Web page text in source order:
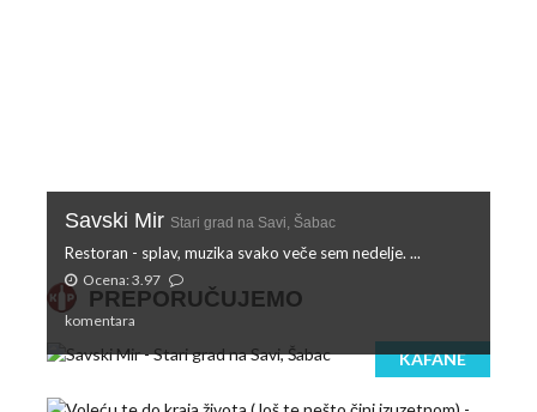
PREPORUČUJEMO
KAFANE
Savski Mir Stari grad na Savi, Šabac
Restoran - splav, muzika svako veče sem nedelje. ...
Ocena: 3.97
komentara